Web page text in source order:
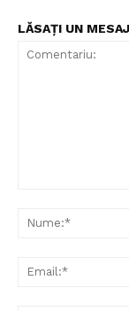
Rețea
LĂSAȚI UN MESAJ